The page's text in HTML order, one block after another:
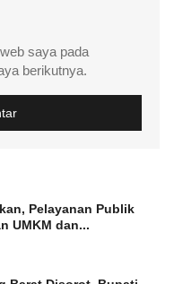
saya pada
berikutnya.
Pelayanan Publik
UMKM dan...